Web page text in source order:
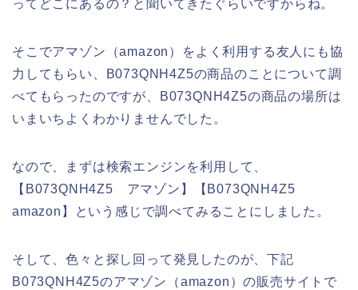
ってどこにあるの？と聞いてきたぐらいですからね。
そこでアマゾン（amazon）をよく利用する友人にも協
力してもらい、B073QNH4Z5の商品のことについて調
べてもらったのですが、B073QNH4Z5の商品の場所は
いまいちよくわかりませんでした。
なので、まずは検索エンジンを利用して、
【B073QNH4Z5 アマゾン】【B073QNH4Z5
amazon】という感じで調べてみることにしました。
そして、色々と探し回って発見したのが、下記
B073QNH4Z5のアマゾン（amazon）の販売サイトで